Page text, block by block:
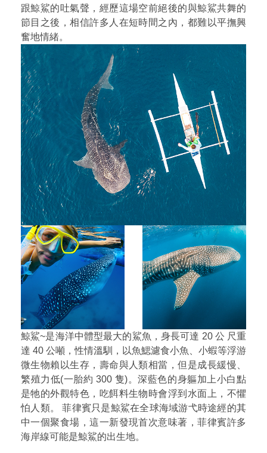
跟鯨鯊的吐氣聲，經歷這場空前絕後的與鯨鯊共舞的
節目之後，相信許多人在短時間之內，都難以平撫興
奮地情緒。
鯨鯊~是海洋中體型最大的鯊魚，身長可達 20 公 尺重
達 40 公噸，性情溫馴，以魚鰓濾食小魚、小蝦等浮游
微生物賴以生存，壽命與人類相當，但是成長緩慢、
繁殖力低(一胎約 300 隻)。深藍色的身軀加上小白點
是牠的外觀特色，吃餌料生物時會浮到水面上，不懼
怕人類。 菲律賓只是鯨鯊在全球海域游弋時途經的其
中一個聚食場，這一新發現首次意味著，菲律賓許多
海岸線可能是鯨鯊的出生地。